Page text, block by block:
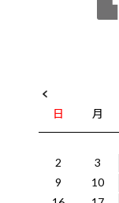
日
月
2
3
9
10